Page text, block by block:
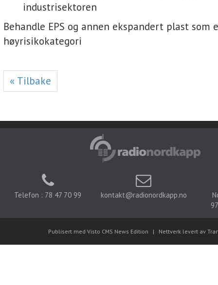
industrisektoren
Behandle EPS og annen ekspandert plast som
høyrisikokategori
« Tilbake
Telefon : 78 47 70 99 kontakt@radionordkapp.no
Publisert med Visto CMS News Edition | Nettverk levert av